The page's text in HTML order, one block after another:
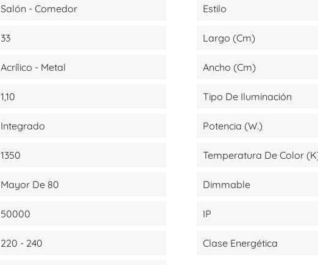
Salón - Comedor Estilo
33 Largo (cm)
Acrílico - Metal Ancho (cm)
1,10 Tipo De Iluminación
Integrado Potencia (W.)
1350 Temperatura De Color
Mayor De 80 Dimmable
50000 IP
220 - 240 Clase Energética